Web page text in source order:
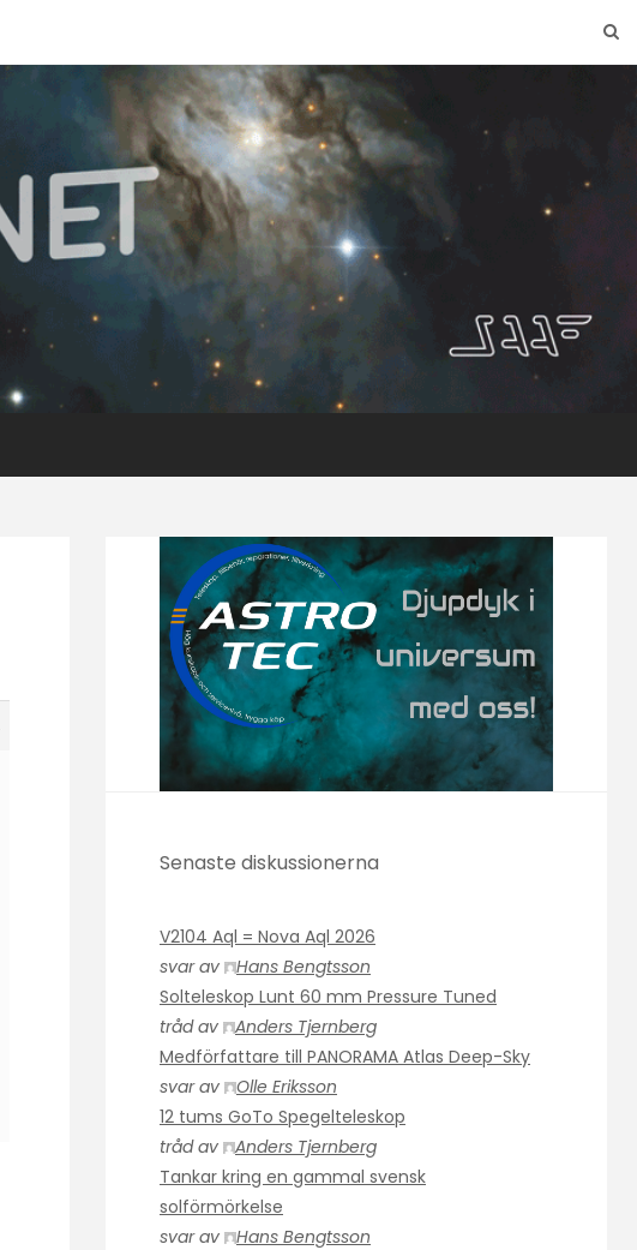
Senaste diskussionerna
V2104 Aql = Nova Aql 2026
svar av
Hans Bengtsson
Solteleskop Lunt 60 mm Pressure Tuned
tråd av
Anders Tjernberg
Medförfattare till PANORAMA Atlas Deep-Sky
svar av
Olle Eriksson
12 tums GoTo Spegelteleskop
tråd av
Anders Tjernberg
Tankar kring en gammal svensk
solförmörkelse
svar av
Hans Bengtsson